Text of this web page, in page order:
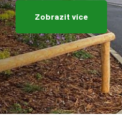
Zobrazit více